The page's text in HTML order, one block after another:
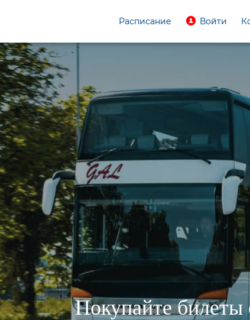
Расписание Войти
Покупайте билеты